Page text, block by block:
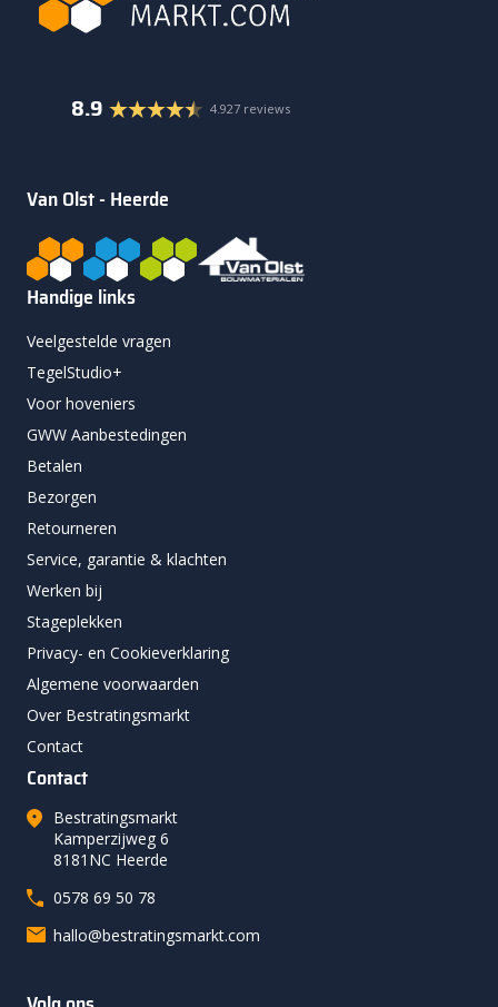
8.9 4.927 reviews
Van Olst - Heerde
Handige links
Veelgestelde vragen
TegelStudio+
Voor hoveniers
GWW Aanbestedingen
Betalen
Bezorgen
Retourneren
Service, garantie & klachten
Werken bij
Stageplekken
Privacy- en Cookieverklaring
Algemene voorwaarden
Over Bestratingsmarkt
Contact
Contact
Bestratingsmarkt
Kamperzijweg 6
8181NC Heerde
0578 69 50 78
hallo@bestratingsmarkt.com